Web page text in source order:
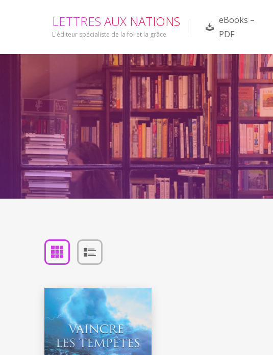
LETTRES AUX NATIONS
L'éditeur spécialiste de la foi et la grâce
eBooks –
PDF